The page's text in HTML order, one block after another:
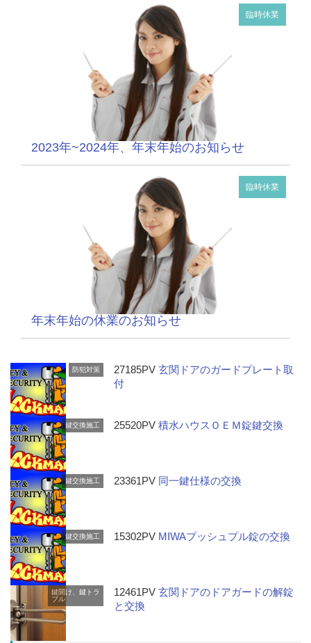
臨時休業
2023年~2024年、年末年始のお知らせ
臨時休業
年末年始の休業のお知らせ
防犯対策 27185PV玄関ドアのガードプレート取
付
鍵交換施工 25520PV積水ハウスＯＥＭ錠鍵交換
鍵交換施工 23361PV 同一鍵仕様の交換
鍵交換施工 15302PV MIWAプッシュプル錠の交換
鍵開け、鍵トラ
ブル
12461PV玄関ドアのドアガードの解錠
と交換